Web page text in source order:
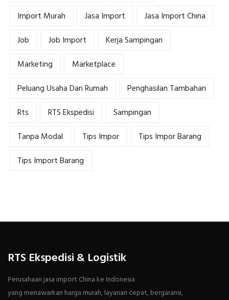
Import Murah
Jasa Import
Jasa Import China
Job
Job Import
Kerja Sampingan
Marketing
Marketplace
Peluang Usaha Dari Rumah
Penghasilan Tambahan
Rts
RTS Ekspedisi
Sampingan
Tanpa Modal
Tips Impor
Tips Impor Barang
Tips Import Barang
RTS Ekspedisi & Logistik
Perusahaan jasa import China ke Indonesia
yang menawarkan harga murah, layanan cepat, bergaransi,